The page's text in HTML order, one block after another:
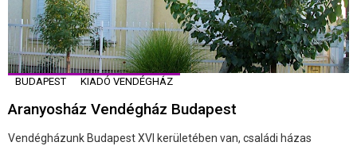
BUDAPEST KIADÓ VENDÉGHÁZ
Aranyosház Vendégház Budapest
Vendégházunk Budapest XVI kerületében van, családi házas